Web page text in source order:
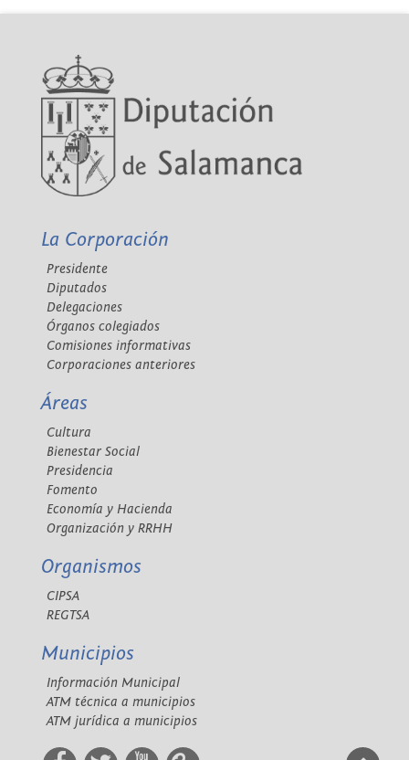
La Corporación
Presidente
Diputados
Delegaciones
Órganos colegiados
Comisiones informativas
Corporaciones anteriores
Áreas
Cultura
Bienestar Social
Presidencia
Fomento
Economía y Hacienda
Organización y RRHH
Organismos
CIPSA
REGTSA
Municipios
Información Municipal
ATM técnica a municipios
ATM jurídica a municipios